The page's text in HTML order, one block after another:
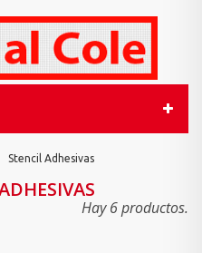
Stencil Adhesivas
Hay 6 productos.